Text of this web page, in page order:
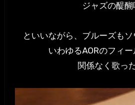
ジャズの醍醐
といいながら、ブルーズも
いわゆるAORのフィ
関係なく歌っ